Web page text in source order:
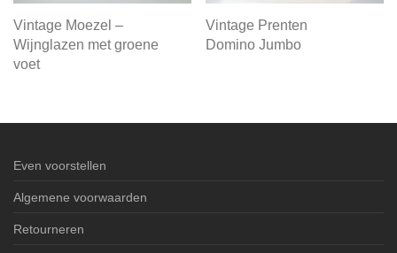
Vintage Moezel –
Wijnglazen met groene
voet
Vintage Prenten
Domino Jumbo
Even voorstellen
Algemene voorwaarden
Retourneren